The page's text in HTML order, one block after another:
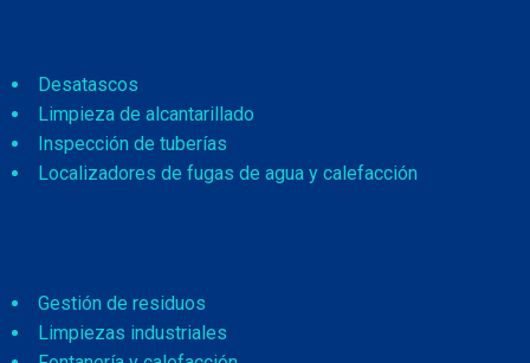
Desatascos
Limpieza de alcantarillado
Inspección de tuberías
Localizadores de fugas de agua y calefacción
Gestión de residuos
Limpiezas industriales